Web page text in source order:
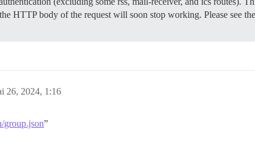
HTTP body of the request will soon stop working. Please see
26, 2024, 1:16
group.json”